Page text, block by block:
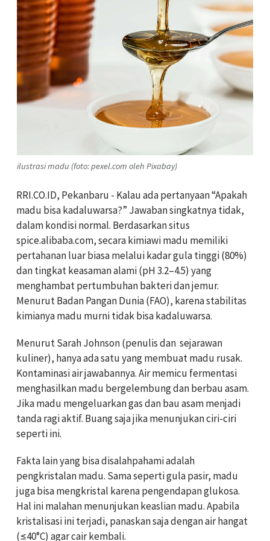
ilustrasi madu (foto: pexel.com oleh Pixabay)
RRI.CO.ID, Pekanbaru - Kalau ada pertanyaan “Apakah
madu bisa kadaluwarsa?” Jawaban singkatnya tidak,
dalam kondisi normal. Berdasarkan situs
spice.alibaba.com, secara kimiawi madu memiliki
pertahanan luar biasa melalui kadar gula tinggi (80%)
dan tingkat keasaman alami (pH 3.2–4.5) yang
menghambat pertumbuhan bakteri dan jemur.
Menurut Badan Pangan Dunia (FAO), karena stabilitas
kimianya madu murni tidak bisa kadaluwarsa.
Menurut Sarah Johnson (penulis dan sejarawan
kuliner), hanya ada satu yang membuat madu rusak.
Kontaminasi air jawabannya. Air memicu fermentasi
menghasilkan madu bergelembung dan berbau asam.
Jika madu mengeluarkan gas dan bau asam menjadi
tanda ragi aktif. Buang saja jika menunjukan ciri-ciri
seperti ini.
Fakta lain yang bisa disalahpahami adalah
pengkristalan madu. Sama seperti gula pasir, madu
juga bisa mengkristal karena pengendapan glukosa.
Hal ini malahan menunjukan keaslian madu. Apabila
kristalisasi ini terjadi, panaskan saja dengan air hangat
(≤40°C) agar cair kembali.